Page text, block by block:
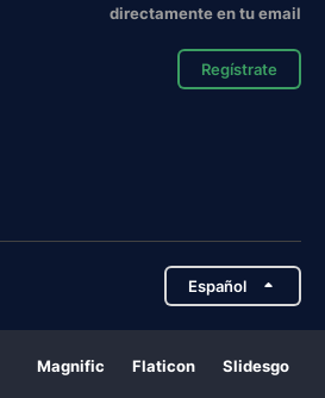
directamente en tu email
Regístrate
Español
Magnific Flaticon Slidesgo